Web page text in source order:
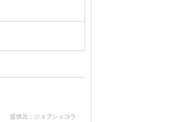
提供元：ジョブショコラ